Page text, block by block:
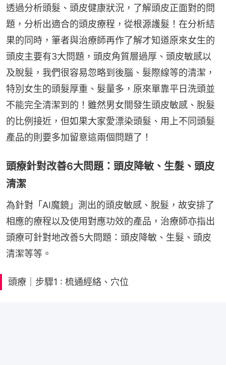
透過分析頭髮、頭皮健康狀況，了解頭皮正面對的問
題，分析出適合的頭皮療程，從根源護髮！在分析結
果的同時，筆者與治療師再作了解才知道原來女生的
頭皮主要有3大問題，頭皮角質層過厚、頭皮敏感以
及脫髮，我們很容易忽略到後腦、髮際線等的清潔，
特別女生的頭髮厚重、髮量多，原來單靠平日洗頭並
不能完全清潔到的！雖然男女間發生頭皮敏感、脫髮
的比例接近，但如果大家愛漂染頭髮、用上不同頭髮
產品的則要多加留意這兩個問題了！
頭療針對改善6大問題：頭皮降敏、生髮、頭皮
清潔
為針對「AI魔鏡」測出的頭皮敏感、脫髮，故安排了
相應的療程以及使用對應功效的產品，治療師亦指出
頭療可針對地改善5大問題：頭皮降敏、生髮、頭皮
清潔等等。
頭療｜步驟1 : 梳通經絡、穴位